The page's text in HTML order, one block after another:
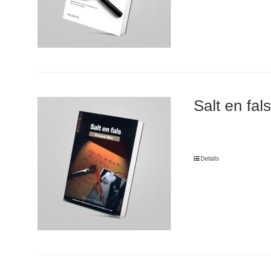
Salt en fals
Detalls